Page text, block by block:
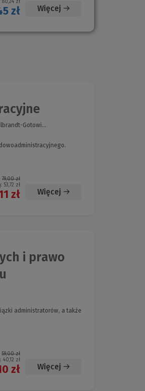
80,24 zł
zł Więcej
Gotowi...
79,00 zł
53,72 zł
zł Więcej
i prawo
administratorów, a także
59,00 zł
40,12 zł
zł Więcej